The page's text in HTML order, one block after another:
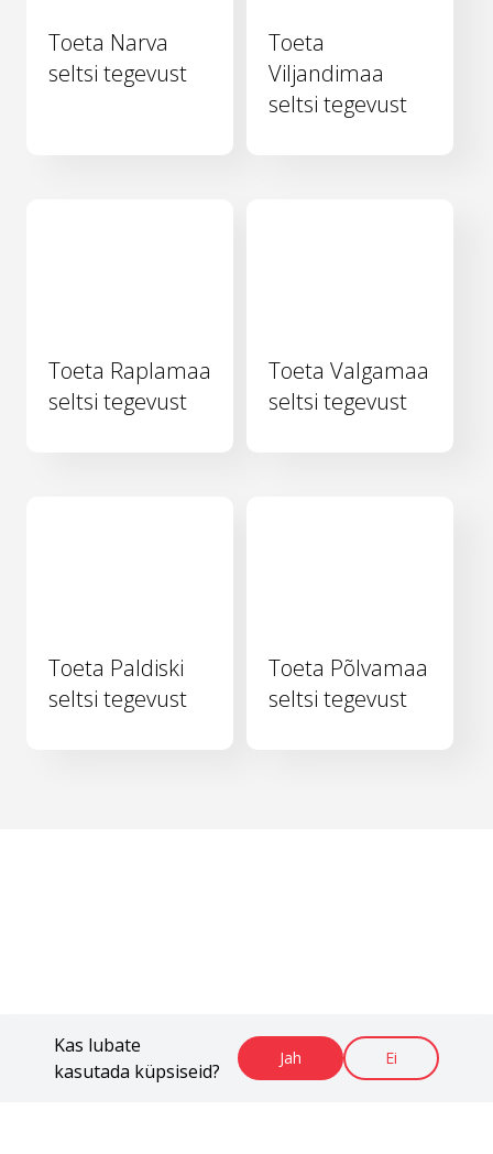
Kas lubate
kasutada küpsiseid?
Jah Ei
Toeta Narva
seltsi tegevust
Toeta
Viljandimaa
seltsi tegevust
Toeta Raplamaa
seltsi tegevust
Toeta Valgamaa
seltsi tegevust
Toeta Paldiski
seltsi tegevust
Toeta Põlvamaa
seltsi tegevust